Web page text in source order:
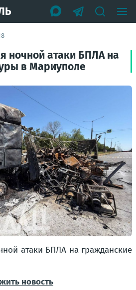
ночной атаки БПЛА на
в Мариуполе
атаки БПЛА на гражданские
новость